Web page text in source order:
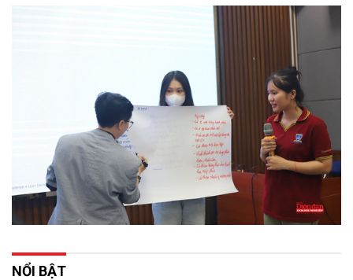
NỔI BẬT